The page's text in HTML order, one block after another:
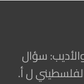
سؤال
ل أ.